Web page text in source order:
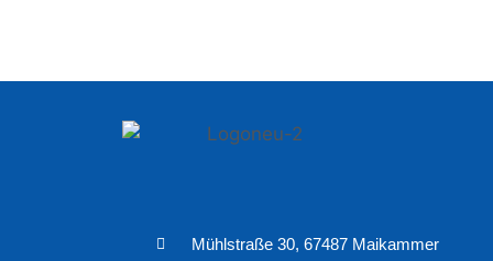
Mühlstraße 30, 67487 Maikammer